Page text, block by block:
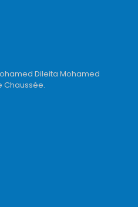
Dileita Mohamed
Chaussée.